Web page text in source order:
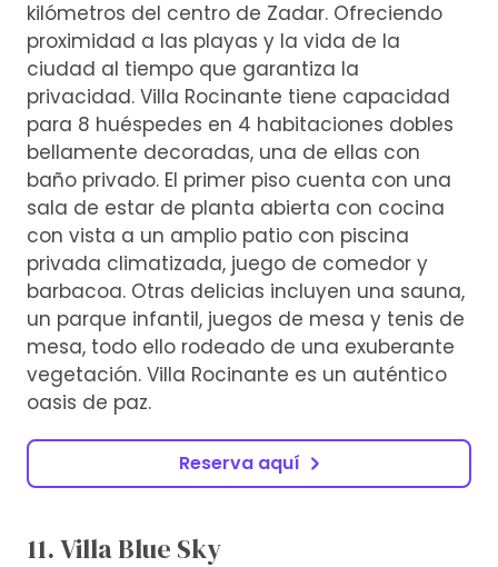
kilómetros del centro de Zadar. Ofreciendo
proximidad a las playas y la vida de la
ciudad al tiempo que garantiza la
privacidad. Villa Rocinante tiene capacidad
para 8 huéspedes en 4 habitaciones dobles
bellamente decoradas, una de ellas con
baño privado. El primer piso cuenta con una
sala de estar de planta abierta con cocina
con vista a un amplio patio con piscina
privada climatizada, juego de comedor y
barbacoa. Otras delicias incluyen una sauna,
un parque infantil, juegos de mesa y tenis de
mesa, todo ello rodeado de una exuberante
vegetación. Villa Rocinante es un auténtico
oasis de paz.
Reserva aquí
11. Villa Blue Sky